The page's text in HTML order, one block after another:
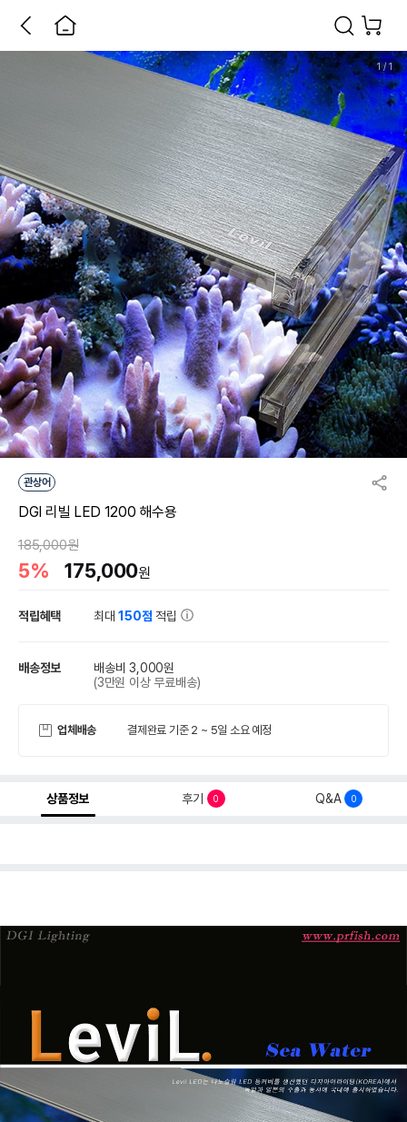
1/1
관상어
DGI 리빌 LED 1200 해수용
185,000원
5% 175,000원
적립혜택 최대150점 적립
배송정보
배송비 3,000원
(3만원 이상 무료배송)
업체배송 결제완료 기준 2 ~ 5일 소요 예정
상품정보 후기 0 Q&A 0